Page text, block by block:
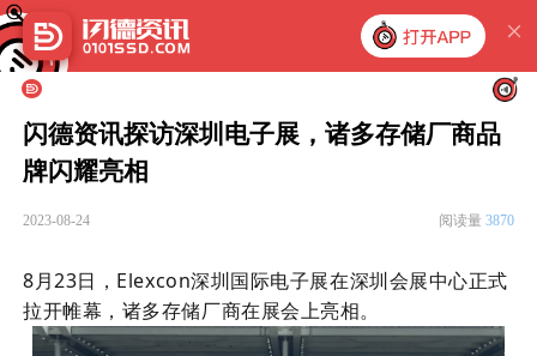
闪德资讯探访深圳电子展，诸多存储厂商品
牌闪耀亮相
2023-08-24 阅读量 3870
8月23日，Elexcon深圳国际电子展在深圳会展中心正式
拉开帷幕，诸多存储厂商在展会上亮相。